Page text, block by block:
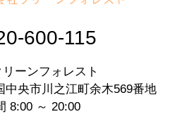
600-115
ーンフォレスト
中央市川之江町余木569番地
8:00 ～ 20:00